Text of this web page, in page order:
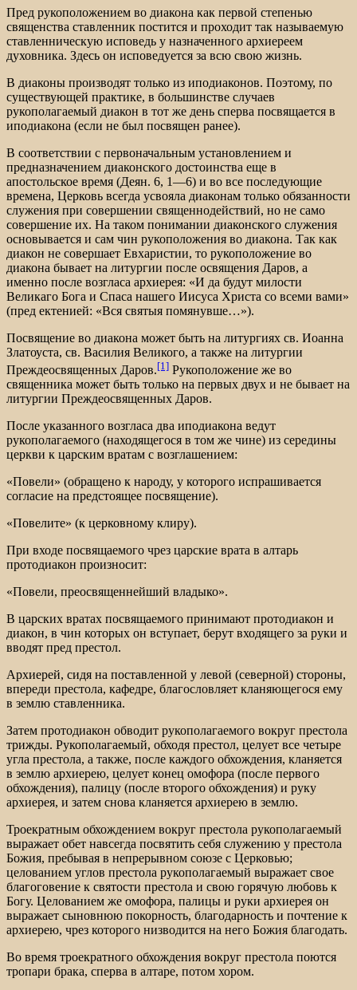
Пред рукоположением во диакона как первой степенью
священства ставленник постится и проходит так называемую
ставленническую исповедь у назначенного архиереем
духовника. Здесь он исповедуется за всю свою жизнь.
В диаконы производят только из иподиаконов. Поэтому, по
существующей практике, в большинстве случаев
рукополагаемый диакон в тот же день сперва посвящается в
иподиакона (если не был посвящен ранее).
В соответствии с первоначальным установлением и
предназначением диаконского достоинства еще в
апостольское время (Деян. 6, 1—6) и во все последующие
времена, Церковь всегда усвояла диаконам только обязанности
служения при совершении священнодействий, но не само
совершение их. На таком понимании диаконского служения
основывается и сам чин рукоположения во диакона. Так как
диакон не совершает Евхаристии, то рукоположение во
диакона бывает на литургии после освящения Даров, а
именно после возгласа архиерея: «И да будут милости
Великаго Бога и Спаса нашего Иисуса Христа со всеми вами»
(пред ектенией: «Вся святыя помянувше…»).
Посвящение во диакона может быть на литургиях св. Иоанна
Златоуста, св. Василия Великого, а также на литургии
Преждеосвященных Даров.[1] Рукоположение же во
священника может быть только на первых двух и не бывает на
литургии Преждеосвященных Даров.
После указанного возгласа два иподиакона ведут
рукополагаемого (находящегося в том же чине) из середины
церкви к царским вратам с возглашением:
«Повели» (обращено к народу, у которого испрашивается
согласие на предстоящее посвящение).
«Повелите» (к церковному клиру).
При входе посвящаемого чрез царские врата в алтарь
протодиакон произносит:
«Повели, преосвященнейший владыко».
В царских вратах посвящаемого принимают протодиакон и
диакон, в чин которых он вступает, берут входящего за руки и
вводят пред престол.
Архиерей, сидя на поставленной у левой (северной) стороны,
впереди престола, кафедре, благословляет кланяющегося ему
в землю ставленника.
Затем протодиакон обводит рукополагаемого вокруг престола
трижды. Рукополагаемый, обходя престол, целует все четыре
угла престола, а также, после каждого обхождения, кланяется
в землю архиерею, целует конец омофора (после первого
обхождения), палицу (после второго обхождения) и руку
архиерея, и затем снова кланяется архиерею в землю.
Троекратным обхождением вокруг престола рукополагаемый
выражает обет навсегда посвятить себя служению у престола
Божия, пребывая в непрерывном союзе с Церковью;
целованием углов престола рукополагаемый выражает свое
благоговение к святости престола и свою горячую любовь к
Богу. Целованием же омофора, палицы и руки архиерея он
выражает сыновнюю покорность, благодарность и почтение к
архиерею, чрез которого низводится на него Божия благодать.
Во время троекратного обхождения вокруг престола поются
тропари брака, сперва в алтаре, потом хором.